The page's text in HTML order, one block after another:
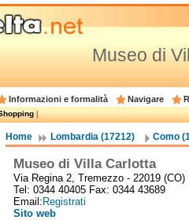
Museo di
Informazioni e formalità Navigare
|
Home Lombardia (17212) Como
Museo di Villa Carlotta
Via Regina 2, Tremezzo - 22019 (CO)
Tel: 0344 40405 Fax: 0344 43689
Email: Registrati
Sito web